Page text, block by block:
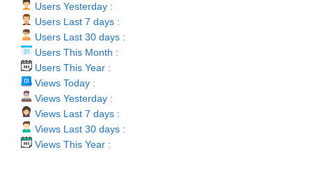
Users Yesterday :
Users Last 7 days :
Users Last 30 days :
Users This Month :
Users This Year :
Views Today :
Views Yesterday :
Views Last 7 days :
Views Last 30 days :
Views This Year :